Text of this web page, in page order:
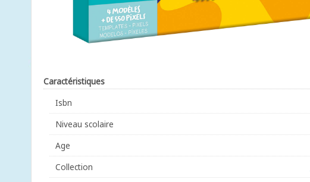
Caractéristiques
Isbn
Niveau scolaire
Age
Collection